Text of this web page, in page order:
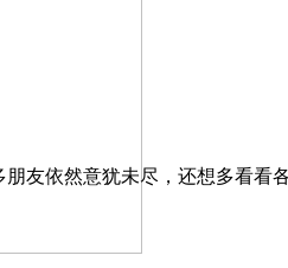
友依然意犹未尽，还想多看